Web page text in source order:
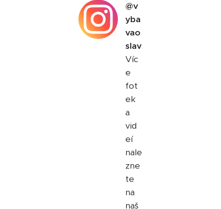
@v
yba
vao
slav
Víc
e
fot
ek
a
vid
eí
nale
zne
te
na
naš